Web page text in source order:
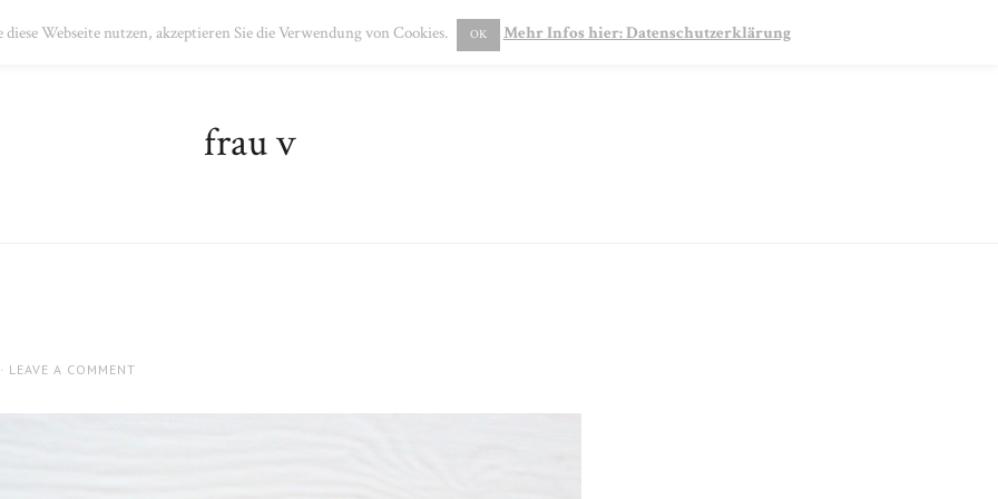
DATENSCHUTZ
frau v
LEAVE A COMMENT
Webseite nutzen, akzeptieren Sie die Verwendung von Cookies. OK Mehr Infos hier: Datenschutzerklärung